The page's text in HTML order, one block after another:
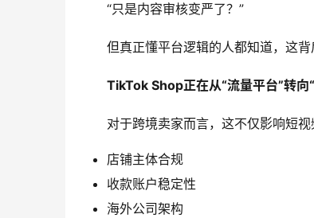
“只是内容审核变严了？”
但真正懂平台逻辑的人都知道，这背
TikTok Shop正在从“流量平台”转向“
对于跨境卖家而言，这不仅影响短视
店铺主体合规
收款账户稳定性
海外公司架构